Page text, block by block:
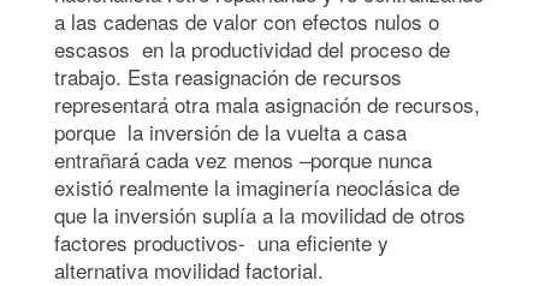
a las cadenas de valor con efectos nulos o
escasos en la productividad del proceso de
trabajo. Esta reasignación de recursos
representará otra mala asignación de recursos,
porque la inversión de la vuelta a casa
entrañará cada vez menos –porque nunca
existió realmente la imaginería neoclásica de
que la inversión suplía a la movilidad de otros
factores productivos- una eficiente y
alternativa movilidad factorial.